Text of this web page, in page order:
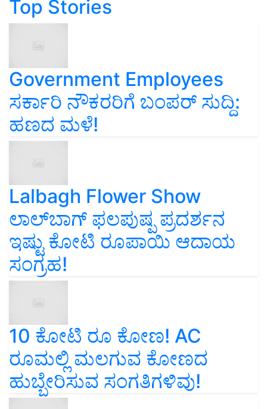
Top Stories
Government Employees
ಸರ್ಕಾರಿ ನೌಕರರಿಗೆ ಬಂಪರ್‌ ಸುದ್ದಿ:
ಹಣದ ಮಳೆ!
Lalbagh Flower Show
ಲಾಲ್‌ಬಾಗ್ ಫಲಪುಷ್ಪ ಪ್ರದರ್ಶನ
ಇಷ್ಟು ಕೋಟಿ ರೂಪಾಯಿ ಆದಾಯ
ಸಂಗ್ರಹ!
10 ಕೋಟಿ ರೂ ಕೋಣ! AC
ರೂಮಲ್ಲಿ ಮಲಗುವ ಕೋಣದ
ಹುಬ್ಬೇರಿಸುವ ಸಂಗತಿಗಳಿವು!